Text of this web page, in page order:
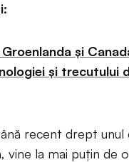
și
și trecutului
recent drept
la mai puțin de